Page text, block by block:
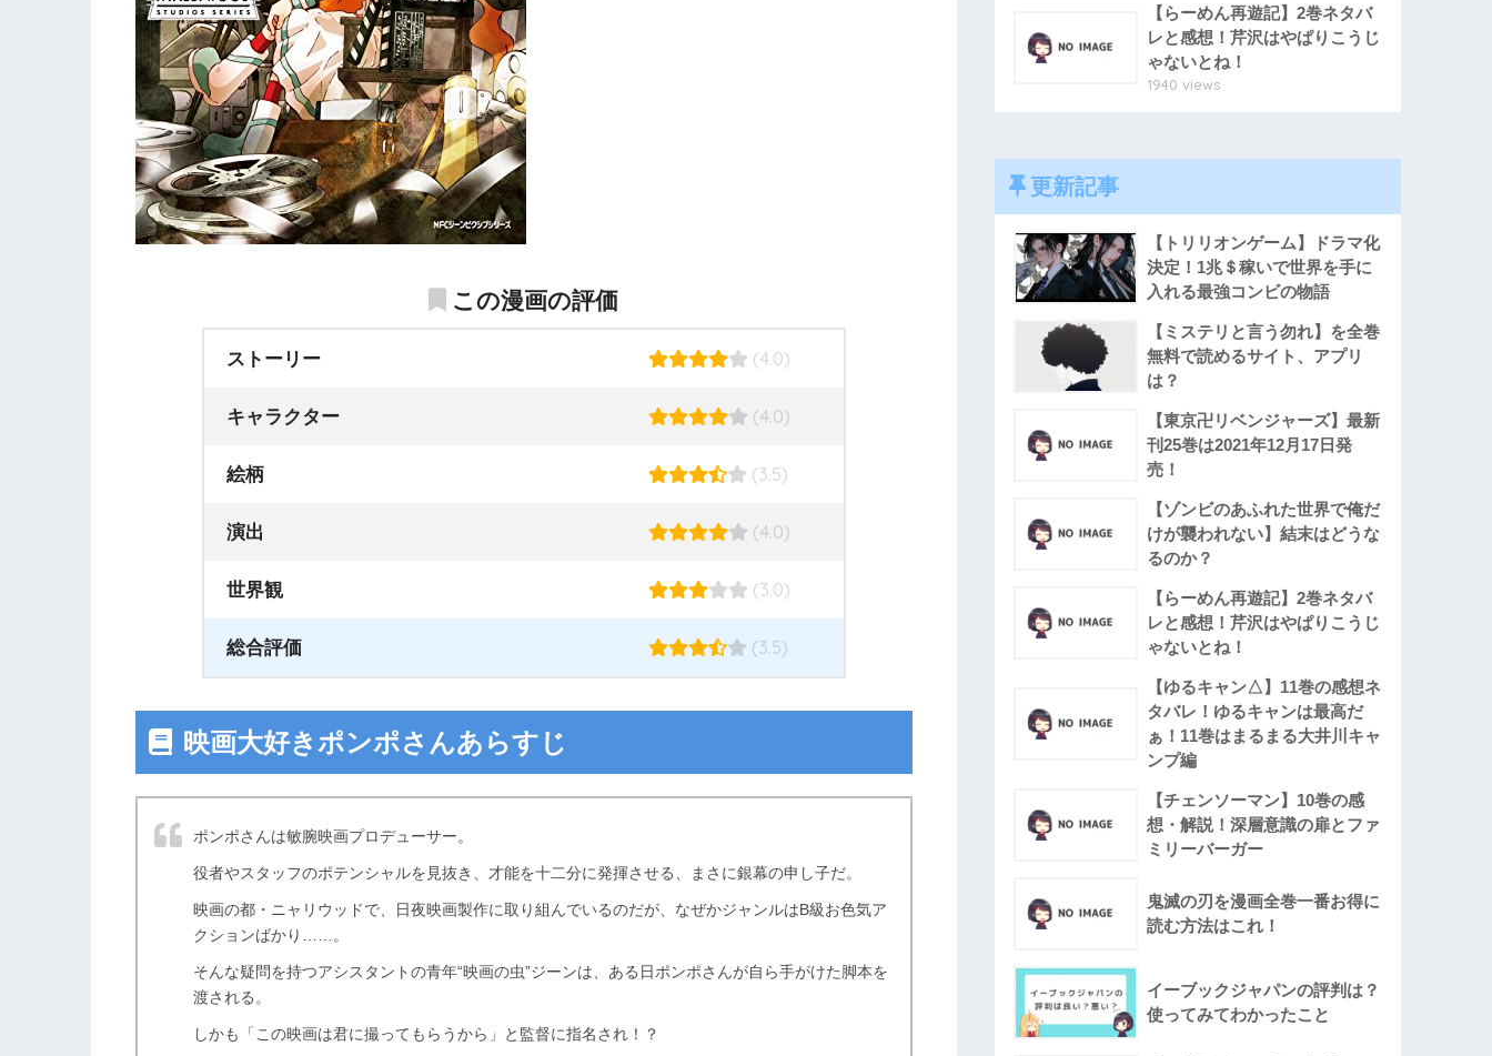
この漫画の評価
ストーリー (4.0)
キャラクター (4.0)
絵柄 (3.5)
演出 (4.0)
世界観 (3.0)
総合評価 (3.5)
映画大好きポンポさんあらすじ
ポンポさんは敏腕映画プロデューサー。
役者やスタッフのポテンシャルを見抜き、才能を十二分に発揮させる、まさに銀幕の申し子だ。
映画の都・ニャリウッドで、日夜映画製作に取り組んでいるのだが、なぜかジャンルはB級お色気ア
クションばかり……。
そんな疑問を持つアシスタントの青年“映画の虫”ジーンは、ある日ポンポさんが自ら手がけた脚本を
渡される。
しかも「この映画は君に撮ってもらうから」と監督に指名され！？
【らーめん再遊記】2巻ネタバ
レと感想！芹沢はやぱりこうじ
ゃないとね！
1940 views
更新記事
【トリリオンゲーム】ドラマ化
決定！1兆＄稼いで世界を手に
入れる最強コンビの物語
【ミステリと言う勿れ】を全巻
無料で読めるサイト、アプリ
は？
【東京卍リベンジャーズ】最新
刊25巻は2021年12月17日発
売！
【ゾンビのあふれた世界で俺だ
けが襲われない】結末はどうな
るのか？
【らーめん再遊記】2巻ネタバ
レと感想！芹沢はやぱりこうじ
ゃないとね！
【ゆるキャン△】11巻の感想ネ
タバレ！ゆるキャンは最高だ
ぁ！11巻はまるまる大井川キャ
ンプ編
【チェンソーマン】10巻の感
想・解説！深層意識の扉とファ
ミリーバーガー
鬼滅の刃を漫画全巻一番お得に
読む方法はこれ！
イーブックジャパンの評判は？
使ってみてわかったこと